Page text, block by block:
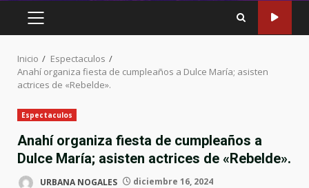
MENÚ
PRINCIPAL
Inicio
Espectaculos
Anahí organiza fiesta de cumpleaños a Dulce María; asisten
actrices de «Rebelde».
Espectaculos
Anahí organiza fiesta de cumpleaños a
Dulce María; asisten actrices de «Rebelde».
URBANA NOGALES diciembre 16, 2024